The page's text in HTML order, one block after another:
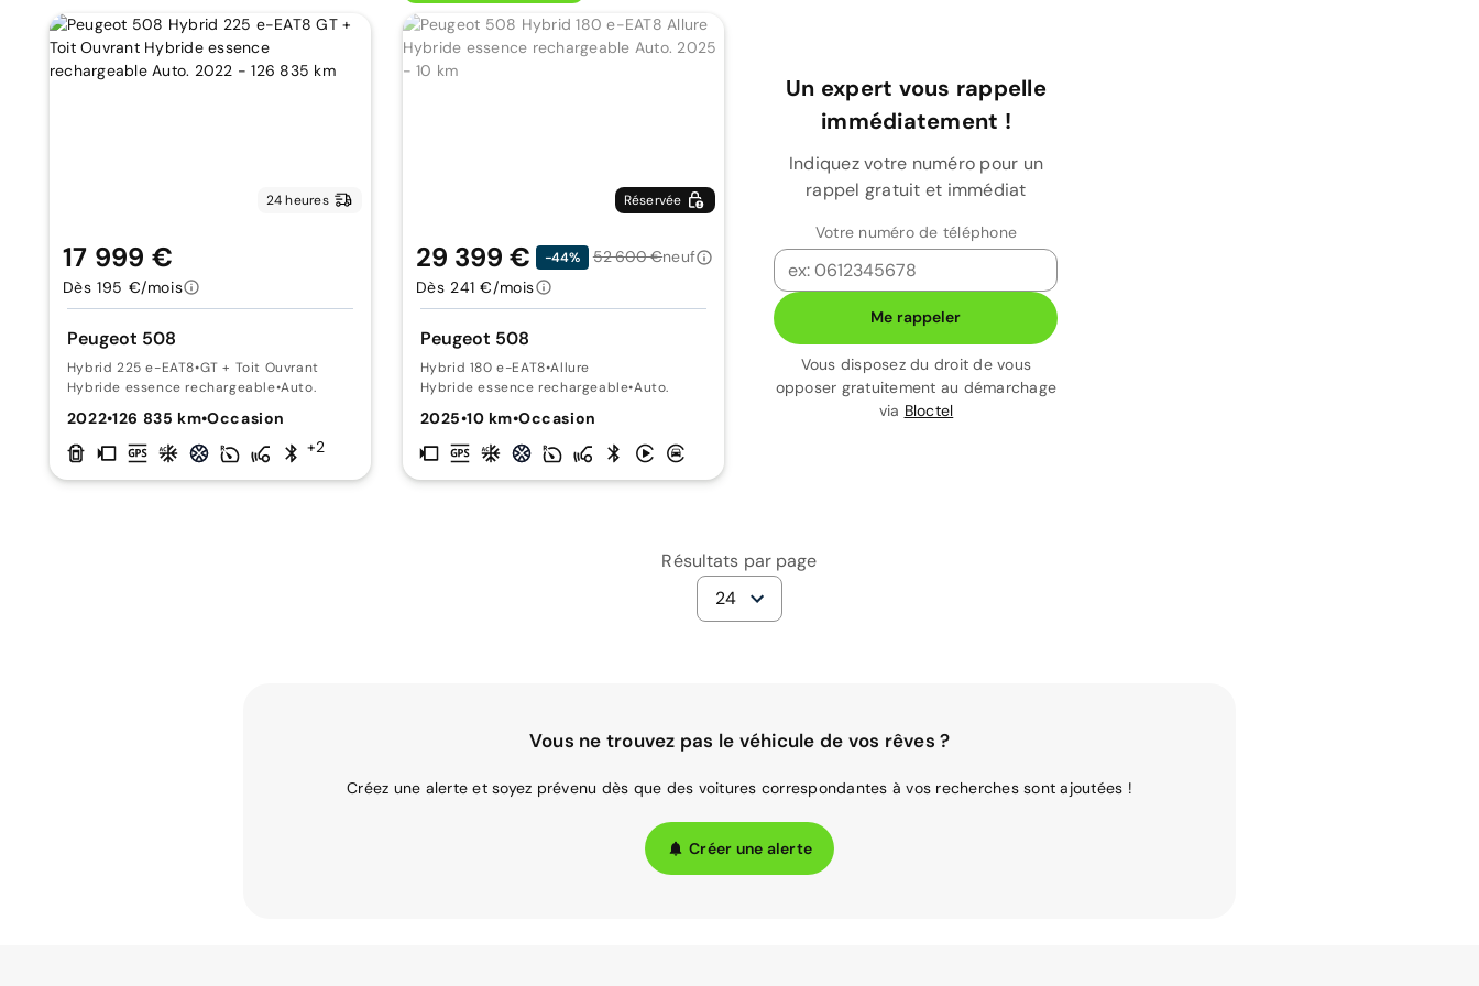
24 heures
Peugeot 508
Hybrid 225 e-EAT8•GT + Toit Ouvrant
Hybride essence rechargeable•Auto.
2022•126 835 km•Occasion
+2
17 999 €
Dès 195 €/mois
Réservée
Peugeot 508
Hybrid 180 e-EAT8•Allure
Hybride essence rechargeable•Auto.
2025•10 km•Occasion
29 399 € -44% 52 600 €neuf
Dès 241 €/mois
Un expert vous rappelle
immédiatement !
Indiquez votre numéro pour un
rappel gratuit et immédiat
Votre numéro de téléphone
Me rappeler
Vous disposez du droit de vous
opposer gratuitement au démarchage
via Bloctel
Résultats par page
24
Vous ne trouvez pas le véhicule de vos rêves ?
Créez une alerte et soyez prévenu dès que des voitures correspondantes à vos recherches sont ajoutées !
Créer une alerte